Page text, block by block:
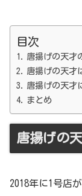
目次
唐揚げの天才
唐揚げの天才
唐揚げの天才
まとめ
唐揚げの
2018年に1号店